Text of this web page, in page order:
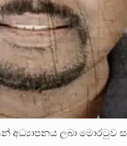
අධ්‍යාපනය ලබා